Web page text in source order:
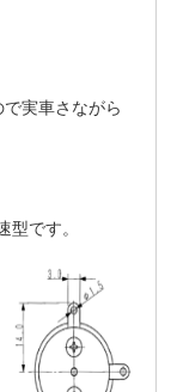
実車さながら
です。